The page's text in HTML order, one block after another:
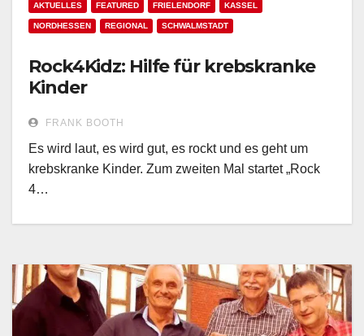
AKTUELLES FEATURED FRIELENDORF KASSEL
NORDHESSEN REGIONAL SCHWALMSTADT
Rock4Kidz: Hilfe für krebskranke
Kinder
FRANK BOOTH
Es wird laut, es wird gut, es rockt und es geht um
krebskranke Kinder. Zum zweiten Mal startet „Rock
4…